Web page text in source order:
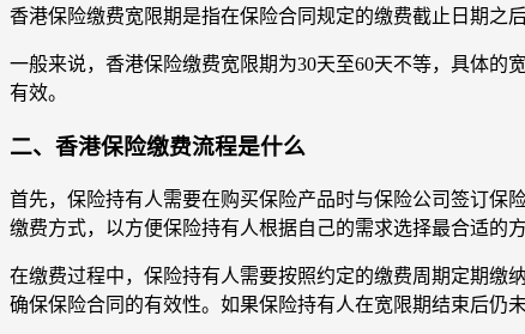
香港保险缴费宽限期是指在保险合同规定的缴费截止日期之
一般来说，香港保险缴费宽限期为30天至60天不等，具体
有效。
二、香港保险缴费流程是什么
首先，保险持有人需要在购买保险产品时与保险公司签订保
缴费方式，以方便保险持有人根据自己的需求选择最合适的方
在缴费过程中，保险持有人需要按照约定的缴费周期定期缴
确保保险合同的有效性。如果保险持有人在宽限期结束后仍